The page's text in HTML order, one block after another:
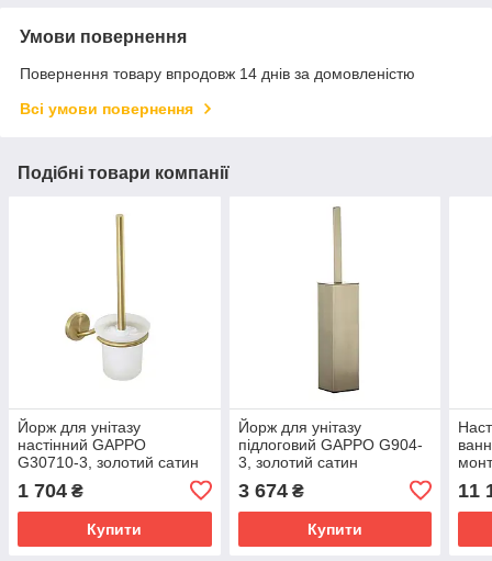
Умови повернення
Повернення товару впродовж 14 днів за домовленістю
Всі умови повернення
Подібні товари компанії
Йорж для унітазу
настінний GAPPO
G30710-3, золотий сатин
1 704 ₴
Купити
Йорж для унітазу
підлоговий GAPPO G904-
3, золотий сатин
3 674₴
Купити
11